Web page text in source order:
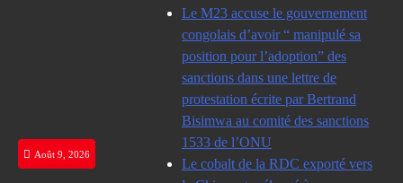
Août 9, 2026
Le M23 accuse le gouvernement
congolais d’avoir “ manipulé sa
position pour l’adoption” des
sanctions dans une lettre de
protestation écrite par Bertrand
Bisimwa au comité des sanctions
1533 de l’ONU
Le cobalt de la RDC exporté vers